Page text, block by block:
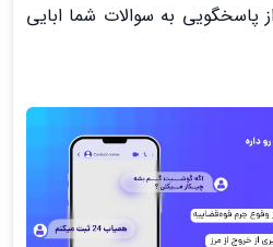
پاسخگویی به سوالات شما ابایی